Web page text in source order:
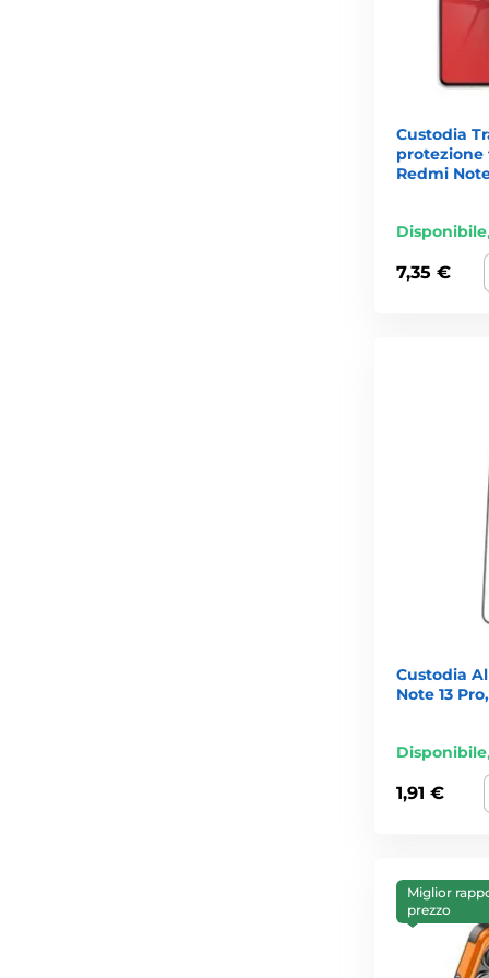
Custodia
protezione
Redmi
Disponibile
7,35 €
Custodia
Note 13
Disponibile
1,91 €
Miglior
prezzo